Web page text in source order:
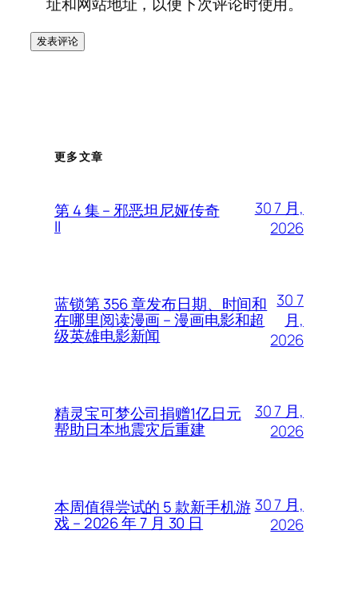
址和网站地址，以便下次评论时使用。
更多文章
第 4 集 – 邪恶坦尼娅传奇
II
30 7 月,
2026
蓝锁第 356 章发布日期、时间和
在哪里阅读漫画 – 漫画电影和超
级英雄电影新闻
30 7
月,
2026
精灵宝可梦公司捐赠1亿日元
帮助日本地震灾后重建
30 7 月,
2026
本周值得尝试的 5 款新手机游
戏 – 2026 年 7 月 30 日
30 7 月,
2026